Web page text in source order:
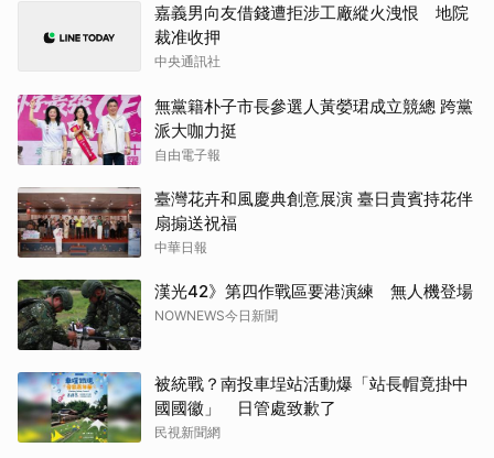
嘉義男向友借錢遭拒涉工廠縱火洩恨 地院
裁准收押
中央通訊社
無黨籍朴子市長參選人黃嫈珺成立競總 跨黨
派大咖力挺
自由電子報
臺灣花卉和風慶典創意展演 臺日貴賓持花伴
扇搧送祝福
中華日報
漢光42》第四作戰區要港演練 無人機登場
NOWNEWS今日新聞
被統戰？南投車埕站活動爆「站長帽竟掛中
國國徽」 日管處致歉了
民視新聞網